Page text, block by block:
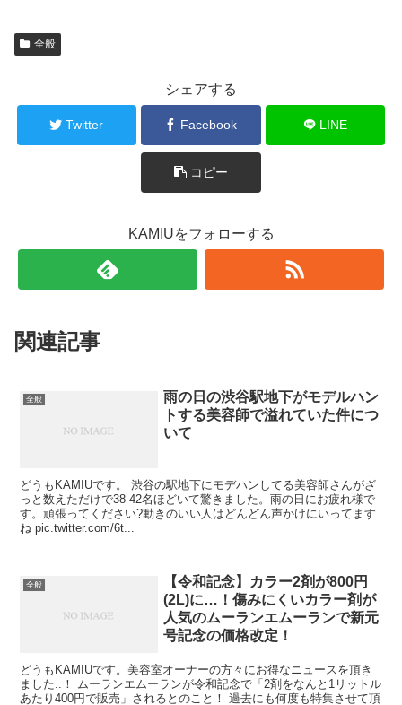
全般
シェアする
Twitter Facebook LINE
コピー
KAMIUをフォローする
関連記事
全般
雨の日の渋谷駅地下がモデルハン
トする美容師で溢れていた件につ
いて
どうもKAMIUです。 渋谷の駅地下にモデハンしてる美容師さんがざ
っと数えただけで38-42名ほどいて驚きました。雨の日にお疲れ様で
す。頑張ってください?動きのいい人はどんどん声かけにいってます
ね pic.twitter.com/6t...
全般
【令和記念】カラー2剤が800円
(2L)に…！傷みにくいカラー剤が
人気のムーランエムーランで新元
号記念の価格改定！
どうもKAMIUです。美容室オーナーの方々にお得なニュースを頂き
ました..！ ムーランエムーランが令和記念で「2剤をなんと1リットル
あたり400円で販売」されるとのこと！ 過去にも何度も特集させて頂